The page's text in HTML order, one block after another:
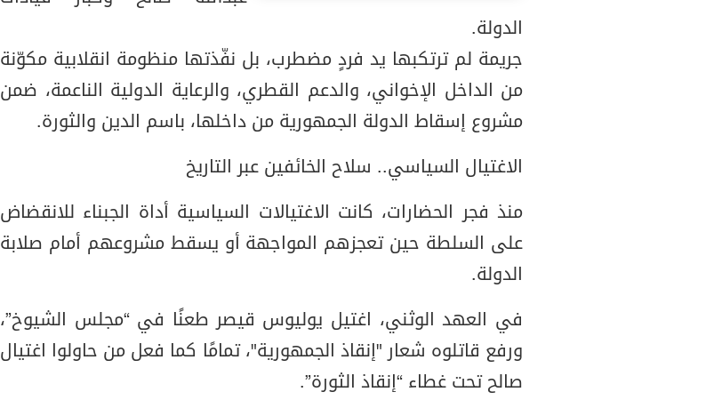
الدولة.
جريمة لم ترتكبها يد فردٍ مضطرب، بل نفّذتها منظومة انقلابية مكوّنة
من الداخل الإخواني، والدعم القطري، والرعاية الدولية الناعمة، ضمن
مشروع إسقاط الدولة الجمهورية من داخلها، باسم الدين والثورة.
الاغتيال السياسي.. سلاح الخائفين عبر التاريخ
منذ فجر الحضارات، كانت الاغتيالات السياسية أداة الجبناء للانقضاض
على السلطة حين تعجزهم المواجهة أو يسقط مشروعهم أمام صلابة
الدولة.
في العهد الوثني، اغتيل يوليوس قيصر طعنًا في “مجلس الشيوخ”،
ورفع قاتلوه شعار "إنقاذ الجمهورية"، تمامًا كما فعل من حاولوا اغتيال
صالح تحت غطاء “إنقاذ الثورة”.